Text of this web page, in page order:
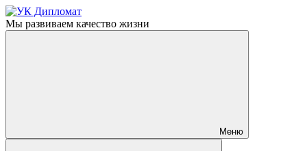
Мы развиваем качество жизни
Меню